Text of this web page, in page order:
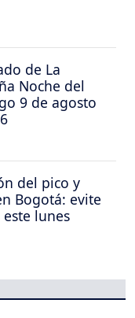
de La
Noche del
9 de agosto
del pico y
Bogotá: evite
lunes